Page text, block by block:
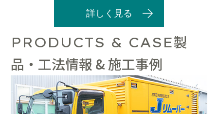
詳しく見る
PRODUCTS & CASE製
品・工法情報 & 施工事例